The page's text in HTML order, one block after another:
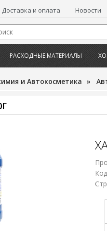
Доставка и оплата Новости
РАСХОДНЫЕ МАТЕРИАЛЫ
и Автокосметика »